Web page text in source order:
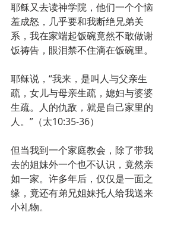
耶稣又去读神学院，他们一个个恼
羞成怒，几乎要和我断绝兄弟关
系，我在家端起饭碗竟然不敢做谢
饭祷告，眼泪禁不住滴在饭碗里。
耶稣说，“我来，是叫人与父亲生
疏，女儿与母亲生疏，媳妇与婆婆
生疏。人的仇敌，就是自己家里的
人。”（太10:35-36）
但当我到一个家庭教会，除了带我
去的姐妹外一个也不认识，竟然亲
如一家。许多年后，仅仅是一面之
缘，竟还有弟兄姐妹托人给我送来
小礼物。